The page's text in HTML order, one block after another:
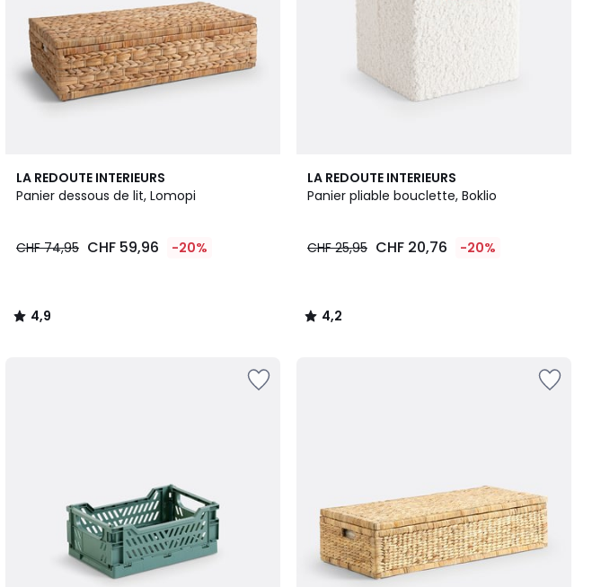
LA REDOUTE INTERIEURS
Panier dessous de lit, Lomopi
CHF 74,95 CHF 59,96 -20%
4,9
/ 5
4,9
/
LA REDOUTE INTERIEURS
Panier pliable bouclette, Boklio
CHF 25,95 CHF 20,76 -20%
4,2
/ 5
4,2
/